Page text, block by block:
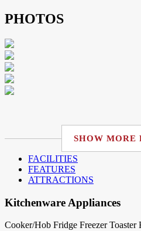
PHOTOS
SHOW MORE
FACILITIES
FEATURES
ATTRACTIONS
Kitchenware Appliances
Cooker/Hob Fridge Freezer Toaster